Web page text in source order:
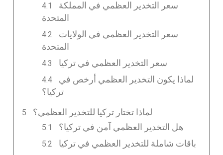
سعر التخدير العظمي في المملكة
المتحدة
سعر التخدير العظمي في الولايات
المتحدة
سعر التخدير العظمي في تركيا
لماذا يكون التخدير العظمي أرخص في
تركيا؟
لماذا تختار تركيا للتخدير العظمي؟
هل التخدير العظمي آمن في تركيا؟
باقات شاملة للتخدير العظمي في تركيا